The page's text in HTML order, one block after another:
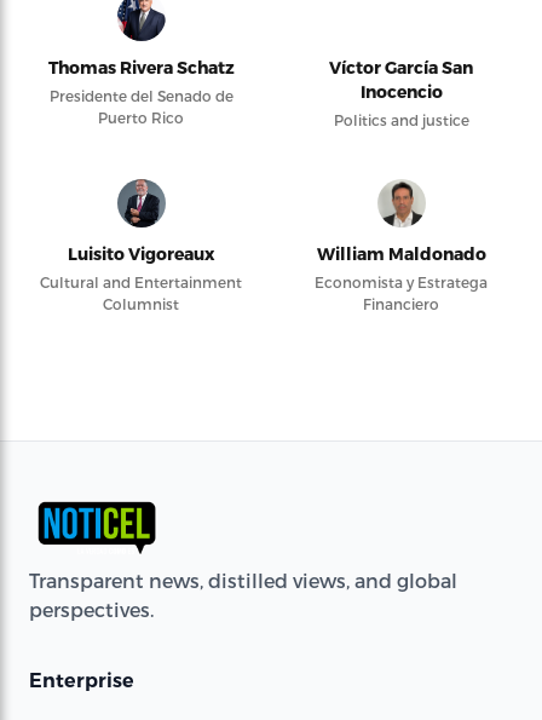
Thomas Rivera Schatz
Presidente del Senado de
Puerto Rico
Víctor García San
Inocencio
Politics and justice
Luisito Vigoreaux
Cultural and Entertainment
Columnist
William Maldonado
Economista y Estratega
Financiero
Transparent news, distilled views, and global
perspectives.
Enterprise